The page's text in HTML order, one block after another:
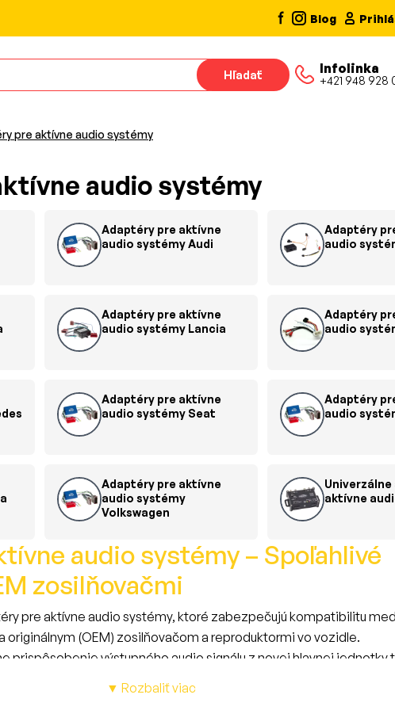
Blog
Hľadať Infolinka
+421 948 928
pre aktívne audio systémy
audio systémy
Adaptéry pre aktívne
audio systémy Audi
Adaptéry
audio
Adaptéry pre aktívne
audio systémy Lancia
Adaptéry
audio
Adaptéry pre aktívne
audio systémy Seat
Adaptéry
audio
Adaptéry pre aktívne
audio systémy
Volkswagen
aktívne
audio systémy – Spoľahlivé
zosilňovačmi
pre aktívne audio systémy, ktoré zabezpečujú kompatibilitu
(OEM) zosilňovačom a reproduktormi vo vozidle.
prispôsobenie výstupného audio signálu z novej hlavnej jednotky
▼ Rozbaliť viac